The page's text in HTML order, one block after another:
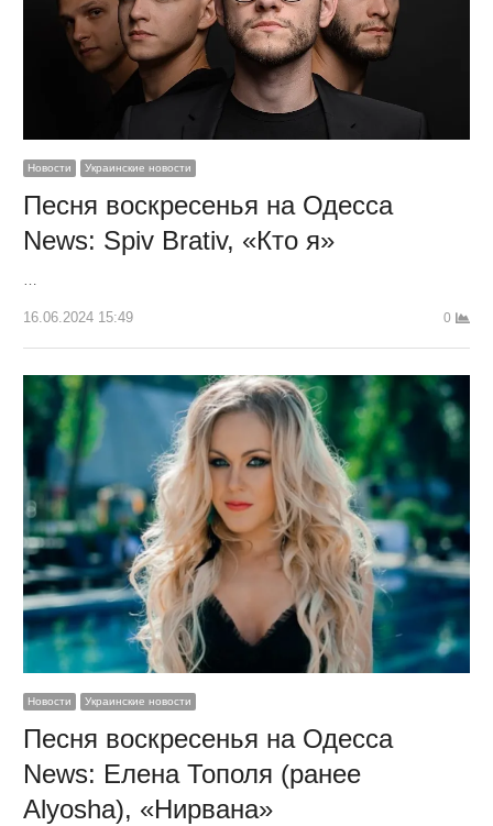
Новости Украинские новости
Песня воскресенья на Одесса
News: Spiv Brativ, «Кто я»
…
16.06.2024 15:49 0
Новости Украинские новости
Песня воскресенья на Одесса
News: Елена Тополя (ранее
Alyosha), «Нирвана»